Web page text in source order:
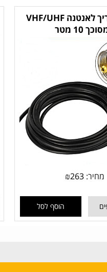
כבל מאריך לאנטנה VHF/UHF
10 מטר
מחיר: ₪263
הוסף לסל